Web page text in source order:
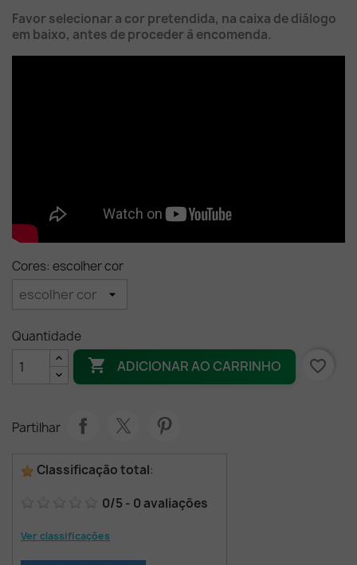
Favor selecionar a cor pretendida, na caixa de diálogo
em baixo, antes de proceder à encomenda.
Cores: escolher cor
Quantidade
 ADICIONAR AO CARRINHO favorite_border
Partilhar
Classificação total:
0/5 - 0 avaliações
Ver classificações